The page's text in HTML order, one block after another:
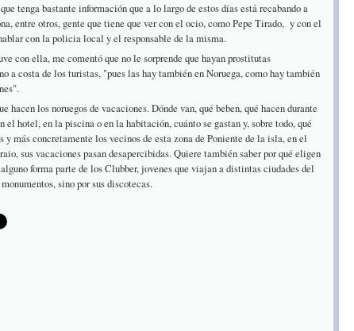
tenga bastante información que a lo largo de estos días está recabando a
entre otros, gente que tiene que ver con el ocio, como Pepe Tirado, y con el
con la policia local y el responsable de la misma.
con ella, me comentó que no le sorprende que hayan prostitutas
a costa de los turistas, "pues las hay también en Noruega, como hay también
los noruegos de vacaciones. Dónde van, qué beben, qué hacen durante
el hotel, en la piscina o en la habitación, cuánto se gastan y, sobre todo, qué
y más concretamente los vecinos de esta zona de Poniente de la isla, en el
sus vacaciones pasan desapercibidas. Quiere también saber por qué eligen
forma parte de los Clubber, jovenes que viajan a distintas ciudades del
sino por sus discotecas.